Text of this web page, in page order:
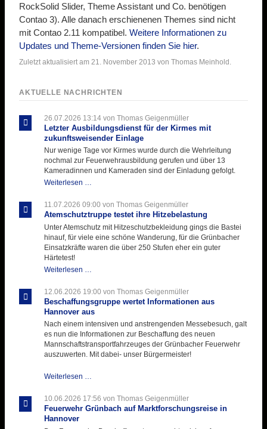
RockSolid Slider, Theme Assistant und Co. benötigen
Contao 3). Alle danach erschienenen Themes sind nicht
mit Contao 2.11 kompatibel. Weitere Informationen zu
Updates und Theme-Versionen finden Sie hier.
Zuletzt aktualisiert am 21. November 2013 von Thomas Meinhold.
AKTUELLE NACHRICHTEN
26.07.2026 13:14von Thomas Geigenmüller
Letzter Ausbildungsdienst für der Kirmes mit
zukunftsweisender Einlage
Nur wenige Tage vor Kirmes wurde durch die Wehrleitung
nochmal zur Feuerwehrausbildung gerufen und über 13
Kameradinnen und Kameraden sind der Einladung gefolgt.
Weiterlesen …
für
der
11.07.2026 09:00 von Thomas Geigenmüller
Atemschutztruppe testet ihre Hitzebelastung
Unter Atemschutz mit Hitzeschutzbekleidung gings die Bastei
hinauf, für viele eine schöne Wanderung, für die Grünbacher
Einsatzkräfte waren die über 250 Stufen eher ein guter
Härtetest!
Weiterlesen …
ihre
Hitzebelastung
12.06.2026 19:00 von Thomas Geigenmüller
Beschaffungsgruppe wertet Informationen aus
Hannover aus
Nach einem intensiven und anstrengenden Messebesuch, galt
es nun die Informationen zur Beschaffung des neuen
Mannschaftstransportfahrzeuges der Grünbacher Feuerwehr
auszuwerten. Mit dabei- unser Bürgermeister!
Weiterlesen …
Informationen
aus
10.06.2026 17:56 von Thomas Geigenmüller
Feuerwehr Grünbach auf Marktforschungsreise in
Hannover